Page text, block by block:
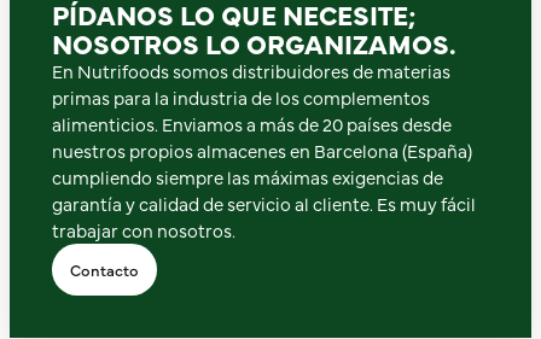
PÍDANOS LO QUE NECESITE;
NOSOTROS LO ORGANIZAMOS.
En Nutrifoods somos distribuidores de materias
primas para la industria de los complementos
alimenticios. Enviamos a más de 20 países desde
nuestros propios almacenes en Barcelona (España)
cumpliendo siempre las máximas exigencias de
garantía y calidad de servicio al cliente. Es muy fácil
trabajar con nosotros.
Contacto